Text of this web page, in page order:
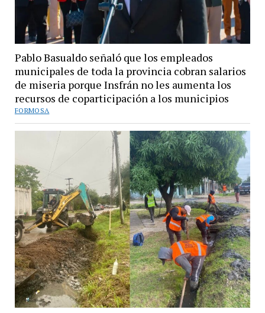
Pablo Basualdo señaló que los empleados
municipales de toda la provincia cobran salarios
de miseria porque Insfrán no les aumenta los
recursos de coparticipación a los municipios
FORMOSA